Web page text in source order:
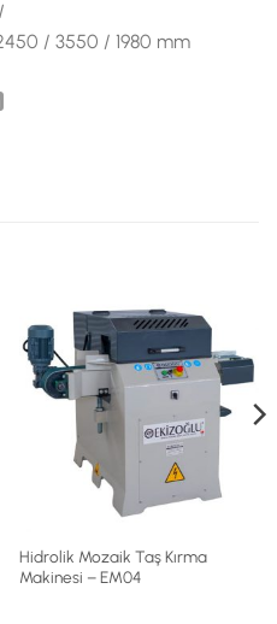
/ 3550 / 1980 mm
Hidrolik Mozaik Taş Kırma
Makinesi – EM04